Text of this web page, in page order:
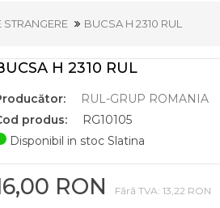
STRANGERE BUCSA H 2310 RUL
H 2310 RUL
RUL-GRUP ROMANIA
produs:
RG10105
Disponibil in stoc Slatina
RON Fără TVA: 13,22 RON